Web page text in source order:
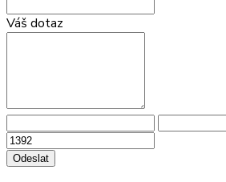
Váš dotaz
Odeslat